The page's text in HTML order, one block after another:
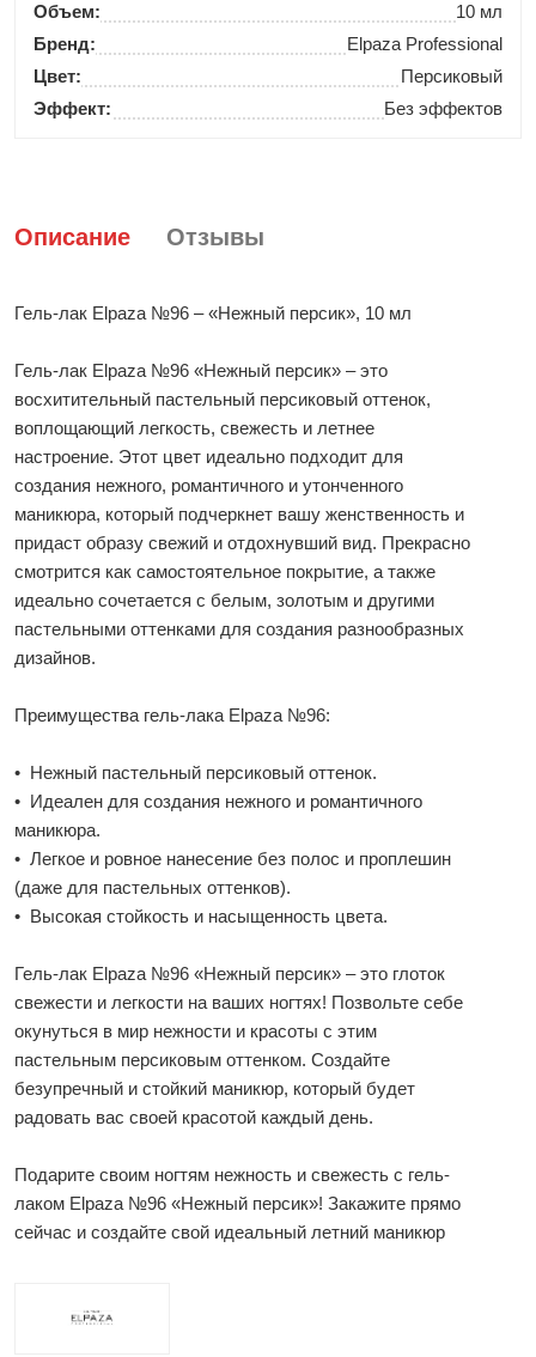
Объем:
10 мл
Бренд:
Elpaza Professional
Цвет:
Персиковый
Эффект:
Без эффектов
Описание Отзывы
Гель-лак Elpaza №96 – «Нежный персик», 10 мл
Гель-лак Elpaza №96 «Нежный персик» – это
восхитительный пастельный персиковый оттенок,
воплощающий легкость, свежесть и летнее
настроение. Этот цвет идеально подходит для
создания нежного, романтичного и утонченного
маникюра, который подчеркнет вашу женственность и
придаст образу свежий и отдохнувший вид. Прекрасно
смотрится как самостоятельное покрытие, а также
идеально сочетается с белым, золотым и другими
пастельными оттенками для создания разнообразных
дизайнов.
Преимущества гель-лака Elpaza №96:
• Нежный пастельный персиковый оттенок.
• Идеален для создания нежного и романтичного
маникюра.
• Легкое и ровное нанесение без полос и проплешин
(даже для пастельных оттенков).
• Высокая стойкость и насыщенность цвета.
Гель-лак Elpaza №96 «Нежный персик» – это глоток
свежести и легкости на ваших ногтях! Позвольте себе
окунуться в мир нежности и красоты с этим
пастельным персиковым оттенком. Создайте
безупречный и стойкий маникюр, который будет
радовать вас своей красотой каждый день.
Подарите своим ногтям нежность и свежесть с гель-
лаком Elpaza №96 «Нежный персик»! Закажите прямо
сейчас и создайте свой идеальный летний маникюр